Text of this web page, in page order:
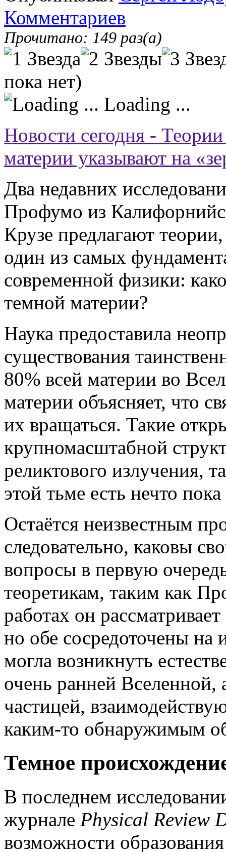
Комментариев
Прочитано: 149 раз(а)
пока нет)
Loading ...
Новости сегодня -
материи указывают на
Два недавних
Профумо из
Крузе предлагают
один из самых
современной физики:
темной материи?
Наука предоставила
существования
80% всей материи во
материи объясняет, что
их вращаться. Такие
крупномасштабной
реликтового излучения,
этой тьме есть нечто
Остаётся неизвестным
следовательно, каковы
вопросы в первую
теоретикам, таким как
работах он
но обе сосредоточены на
могла возникнуть
очень ранней Вселенной,
частицей,
каким-то обнаружимым
Темное
В последнем
журнале Physical Review
возможности